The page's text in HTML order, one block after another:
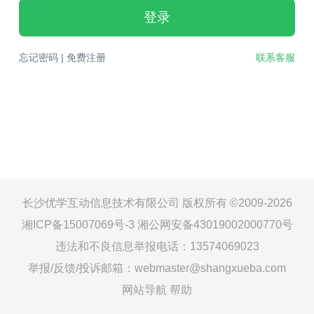
登录
忘记密码| 免费注册 联系客服
长沙优学互动信息技术有限公司 版权所有 ©2009-2026
湘ICP备15007069号-3 湘公网安备43019002000770号
违法和不良信息举报电话：13574069023
举报/反馈/投诉邮箱：webmaster@shangxueba.com
网站导航 帮助